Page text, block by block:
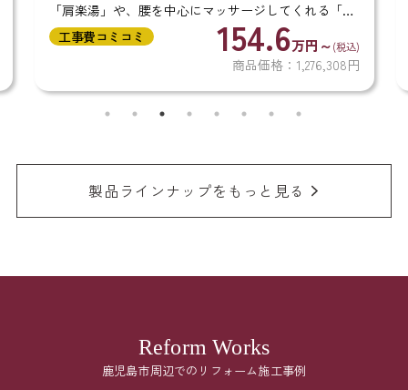
「肩楽湯」や、腰を中心にマッサージしてくれる「腰
楽湯」機能を搭載したラグジュアリーな浴室です。 ま
た、冬も冷たくなりにくい「ほっカラリ床」や...
工事費コミコミ 154.6万円～(税込)
商品価格：1,276,308円
製品ラインナップをもっと見る
Reform Works
鹿児島市周辺でのリフォーム施工事例